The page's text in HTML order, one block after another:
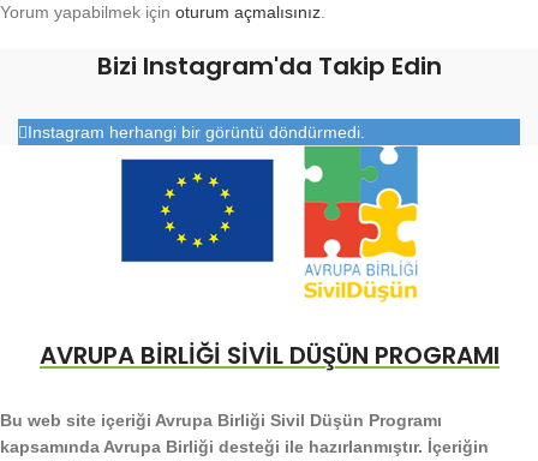
Yorum yapabilmek için oturum açmalısınız
Bizi Instagram'da Takip Edin
Instagram herhangi bir görüntü döndürmedi.
AVRUPA BİRLİĞİ SİVİL DÜŞÜN PROGRAMI
Bu web site içeriği Avrupa Birliği Sivil Düşün Programı
kapsamında Avrupa Birliği desteği ile hazırlanmıştır. İçeriğin